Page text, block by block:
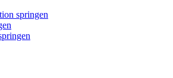
springen